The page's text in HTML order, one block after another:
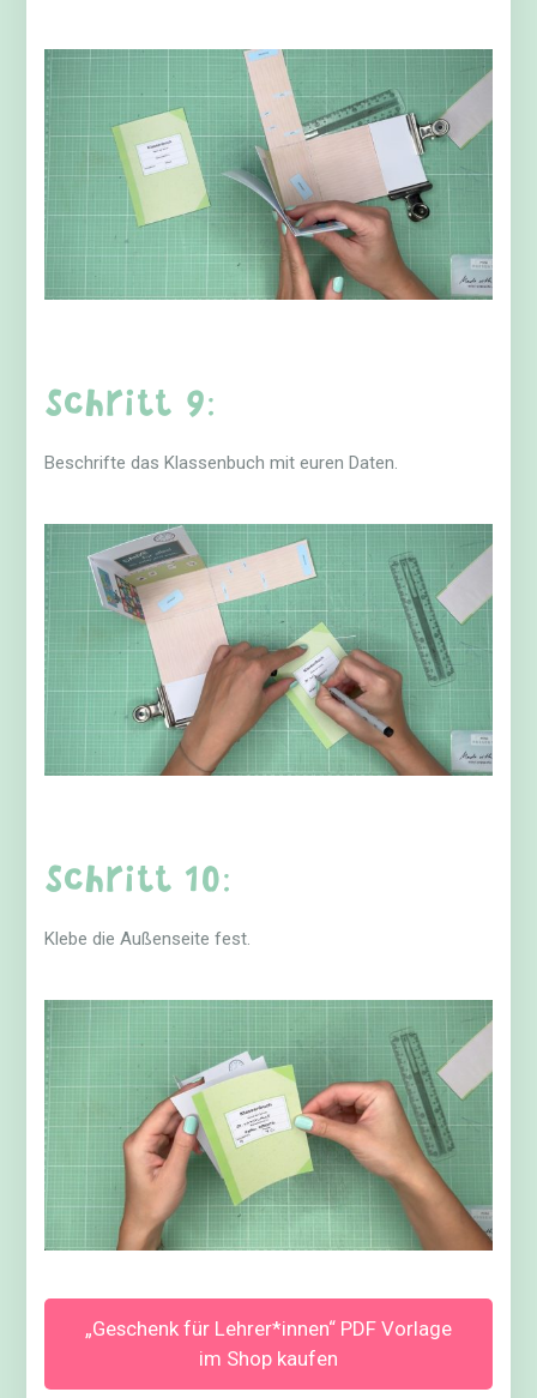
Schritt 9:
Beschrifte das Klassenbuch mit euren Daten.
Schritt 10:
Klebe die Außenseite fest.
„Geschenk für Lehrer*innen“ PDF Vorlage
im Shop kaufen